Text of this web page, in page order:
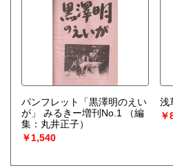
パンフレット「黒澤明のえい
が」 みるきー増刊No.1
（編
集：丸井正子）
￥1,540
浅
￥